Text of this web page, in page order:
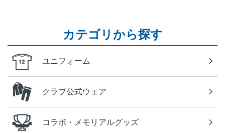
カテゴリから探す
ユニフォーム
クラブ公式ウェア
コラボ・メモリアルグッズ